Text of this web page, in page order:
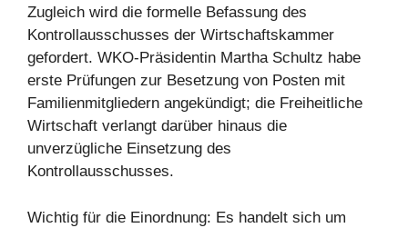
Zugleich wird die formelle Befassung des
Kontrollausschusses der Wirtschaftskammer
gefordert. WKO-Präsidentin Martha Schultz habe
erste Prüfungen zur Besetzung von Posten mit
Familienmitgliedern angekündigt; die Freiheitliche
Wirtschaft verlangt darüber hinaus die
unverzügliche Einsetzung des
Kontrollausschusses.
Wichtig für die Einordnung: Es handelt sich um